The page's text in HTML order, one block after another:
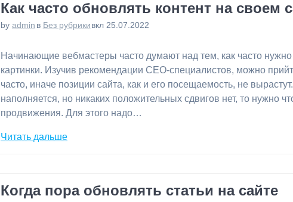
Как часто обновлять контент на своем
byadmin в Без рубрикивкл 25.07.2022
⁠Начинающие вебмастеры часто думают над тем, как часто
картинки. Изучив рекомендации СЕО-специалистов, можно
часто, иначе позиции сайта, как и его посещаемость, не
наполняется, но никаких положительных сдвигов нет, то нужно
продвижения. Для этого надо…
Читать дальше
Когда пора обновлять статьи на сайте